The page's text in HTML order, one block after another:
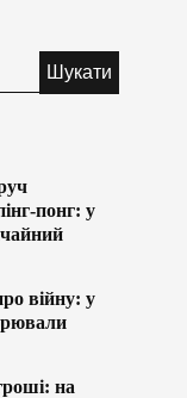
понг: у
війну: у
на